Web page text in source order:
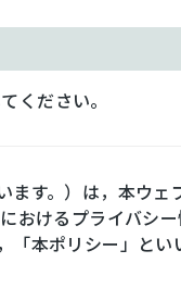
ください。
す。）は，本ウ
おけるプライバシ
本ポリシー」とい